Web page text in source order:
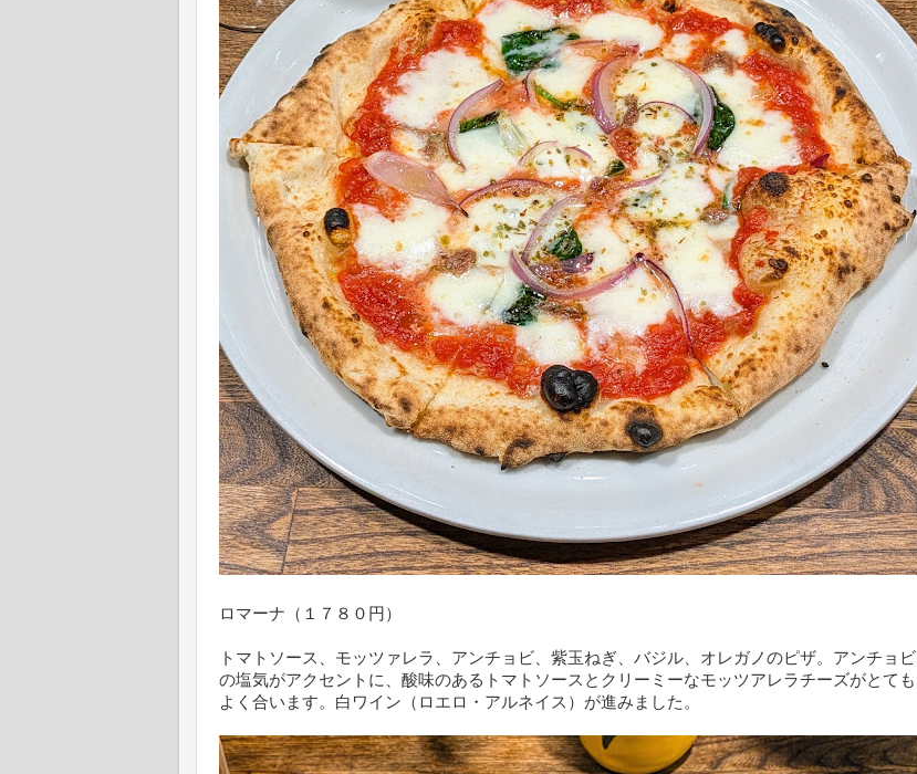
ロマーナ（１７８０円）
トマトソース、モッツァレラ、アンチョビ、紫玉ねぎ、バジル、オレガノのピザ。アンチョビ
の塩気がアクセントに、酸味のあるトマトソースとクリーミーなモッツアレラチーズがとても
よく合います。白ワイン（ロエロ・アルネイス）が進みました。